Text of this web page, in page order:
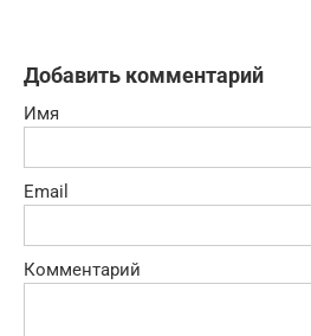
Добавить комментарий
Имя
Email
Комментарий